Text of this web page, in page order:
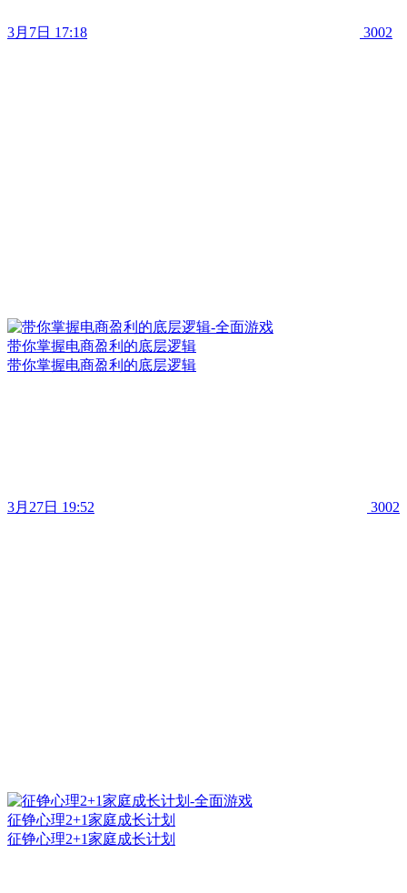
3月7日 17:18 3002
带你掌握电商盈利的底层逻辑
带你掌握电商盈利的底层逻辑
3月27日 19:52 3002
征铮心理2+1家庭成长计划
征铮心理2+1家庭成长计划